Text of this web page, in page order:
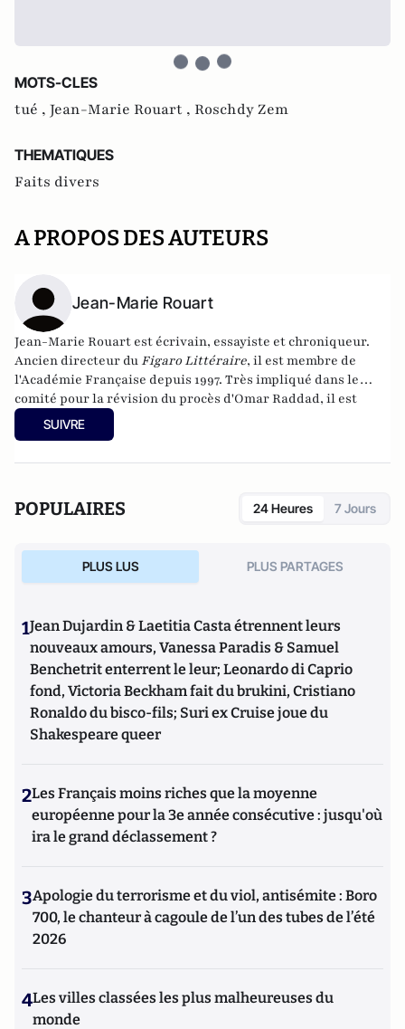
MOTS-CLES
tué , Jean-Marie Rouart , Roschdy Zem
THEMATIQUES
Faits divers
A PROPOS DES AUTEURS
Jean-Marie Rouart
Jean-Marie Rouart est écrivain, essayiste et chroniqueur.
Ancien directeur du Figaro Littéraire, il est membre de
l'Académie Française depuis 1997. Très impliqué dans le
comité pour la révision du procès d'Omar Raddad, il est
l'auteur deOmar : la construction d'un coupable
1994).
SUIVRE
POPULAIRES 24 Heures 7 Jours
PLUS LUS PLUS PARTAGES
1Jean Dujardin & Laetitia Casta étrennent leurs
nouveaux amours, Vanessa Paradis & Samuel
Benchetrit enterrent le leur; Leonardo di Caprio
fond, Victoria Beckham fait du brukini, Cristiano
Ronaldo du bisco-fils; Suri ex Cruise joue du
Shakespeare queer
2Les Français moins riches que la moyenne
européenne pour la 3e année consécutive : jusqu'où
ira le grand déclassement ?
3Apologie du terrorisme et du viol, antisémite : Boro
700, le chanteur à cagoule de l’un des tubes de l’été
2026
4Les villes classées les plus malheureuses du
monde